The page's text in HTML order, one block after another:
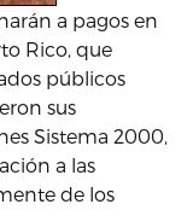
a pagos en
Rico, que
públicos
sus
Sistema 2000,
a las
de los